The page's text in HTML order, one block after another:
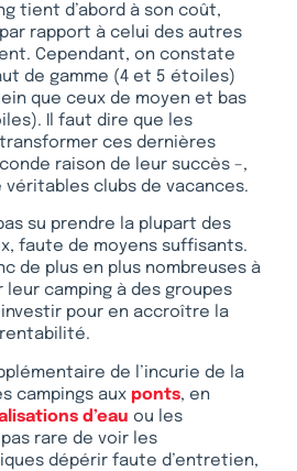
tient d’abord à son coût,
rapport à celui des autres
Cependant, on constate
de gamme (4 et 5 étoiles)
que ceux de moyen et bas
Il faut dire que les
ces dernières
raison de leur succès –,
clubs de vacances.
su prendre la plupart des
faute de moyens suffisants.
de plus en plus nombreuses à
camping à des groupes
pour en accroître la
de l’incurie de la
campings aux ponts, en
d’eau ou les
pas rare de voir les
dépérir faute d’entretien,